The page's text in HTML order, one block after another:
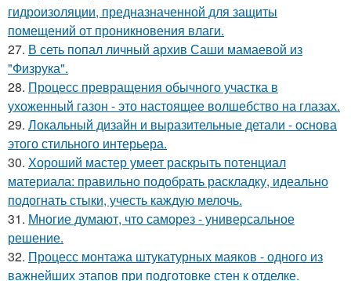
гидроизоляции, предназначенной для защиты
помещений от проникновения влаги.
27. В сеть попал личный архив Саши мамаевой из
"Физрука".
28. Процесс превращения обычного участка в
ухоженный газон - это настоящее волшебство на глазах.
29. Локальный дизайн и выразительные детали - основа
этого стильного интерьера.
30. Хороший мастер умеет раскрыть потенциал
материала: правильно подобрать раскладку, идеально
подогнать стыки, учесть каждую мелочь.
31. Многие думают, что саморез - универсальное
решение.
32. Процесс монтажа штукатурных маяков - одного из
важнейших этапов при подготовке стен к отделке.